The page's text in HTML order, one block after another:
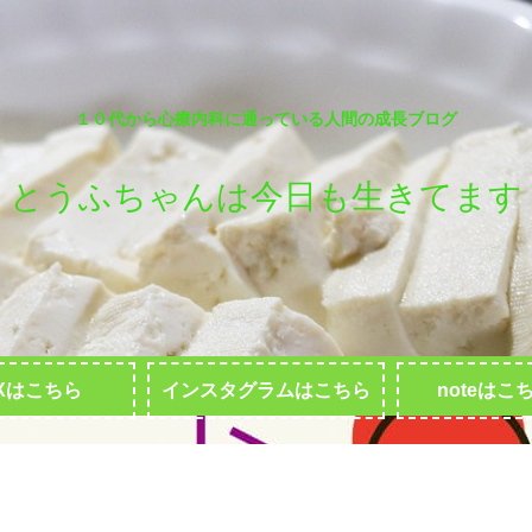
１０代から心療内科に通っている人間の成長ブログ
とうふちゃんは今日も生きてます
はこちら インスタグラムはこちら noteはこ